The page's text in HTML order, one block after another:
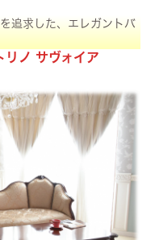
追求した、エレガントバ
リノ サヴォイア